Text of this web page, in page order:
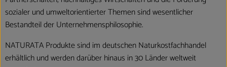
sozialer und umweltorientierter Themen sind wesentlicher
Bestandteil der Unternehmensphilosophie.
NATURATA Produkte sind im deutschen Naturkostfachhandel
erhältlich und werden darüber hinaus in 30 Länder weltweit